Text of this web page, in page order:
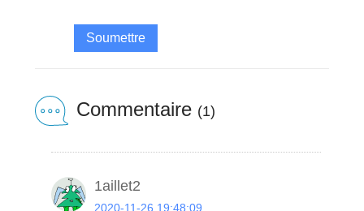
Soumettre
Commentaire (1)
1aillet2
2020-11-26 19:48:09